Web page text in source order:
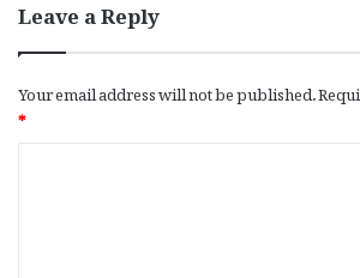
Leave a Reply
Your email address will not be published.
*